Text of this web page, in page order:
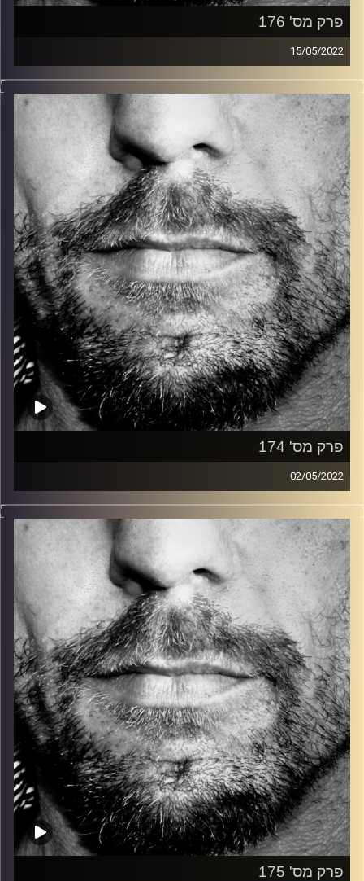
פרק מס' 176
15/05/2022
זיפים, מוזיקה מחוספסת של הופעות חיות. הרבה ג'אם, רוק,
בלוז, bluegrass, ג'אז, Fאנק, פרוגרסיב ואפילו אלקטרוניקה.
כל מה שחי, אמיתי ונושם.
עם שמוליק רגב.
קרדיט תמונות: David Goehring
פרק מס' 174
02/05/2022
זיפים, מוזיקה מחוספסת של הופעות חיות. הרבה ג'אם, רוק,
בלוז, bluegrass, ג'אז, Fאנק, פרוגרסיב ואפילו אלקטרוניקה.
כל מה שחי, אמיתי ונושם.
עם שמוליק רגב.
קרדיט תמונות: David Goehring
פרק מס' 175